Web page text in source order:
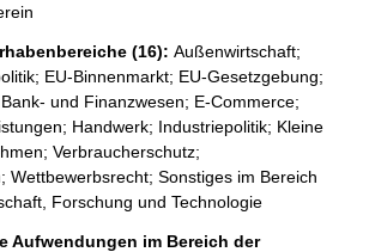
(16): Außenwirtschaft;
EU-Binnenmarkt; EU-Gesetzgebung;
und Finanzwesen; E-Commerce;
Handwerk; Industriepolitik; Kleine
Verbraucherschutz;
Wettbewerbsrecht; Sonstiges im Bereich
Forschung und Technologie
Aufwendungen im Bereich der